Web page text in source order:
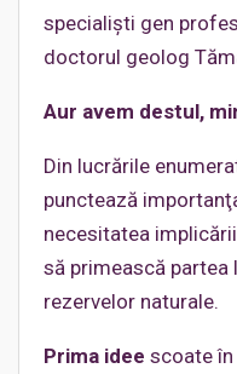
specialişti gen
doctorul geolog
Aur avem destul,
Din lucrările
punctează
necesitatea
să primească partea
rezervelor naturale.
Prima idee scoate în